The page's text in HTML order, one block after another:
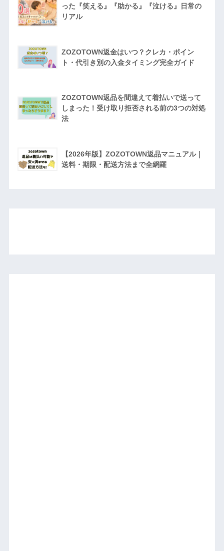
った『笑える』『助かる』『泣ける』日常の
リアル
ZOZOTOWN返金はいつ？クレカ・ポイン
ト・代引き別の入金タイミング完全ガイド
ZOZOTOWN返品を間違えて着払いで送って
しまった！受け取り拒否される前の3つの対処
法
【2026年版】ZOZOTOWN返品マニュアル｜
送料・期限・配送方法まで全網羅